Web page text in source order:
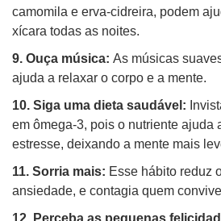
camomila e erva-cidreira, podem
xícara todas as noites.
9. Ouça música: As músicas
ajuda a relaxar o corpo e a mente.
10. Siga uma dieta saudável:
em ômega-3, pois o nutriente ajuda
estresse, deixando a mente mais
11. Sorria mais: Esse hábito reduz
ansiedade, e contagia quem
12. Perceba as pequenas